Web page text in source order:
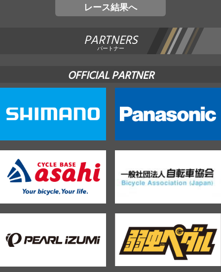
レース結果へ
PARTNERS
パートナー
OFFICIAL PARTNER